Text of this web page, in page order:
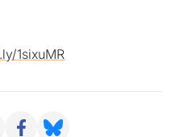
1sixuMR